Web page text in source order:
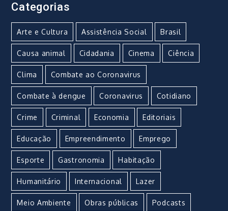
Categorias
Arte e Cultura Assistência Social Brasil
Causa animal Cidadania Cinema Ciência
Clima Combate ao Coronavirus
Combate à dengue Coronavirus Cotidiano
Crime Criminal Economia Editoriais
Educação Empreendimento Emprego
Esporte Gastronomia Habitação
Humanitário Internacional Lazer
Meio Ambiente Obras públicas Podcasts